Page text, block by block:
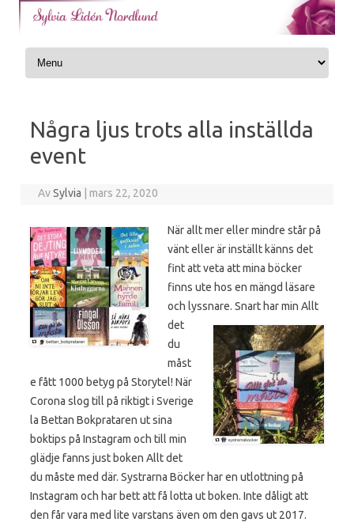
Skip to content
Några ljus trots alla inställda
event
AvSylvia mars 22, 2020
När allt mer eller mindre står på
vänt eller är inställt känns det
fint att veta att mina böcker
finns ute hos en mängd läsare
och lyssnare. Snart har min Allt
det
du
måst
e fått 1000 betyg på Storytel! När
Corona slog till på riktigt i Sverige
la Bettan Bokprataren ut sina
boktips på Instagram och till min
glädje fanns just boken Allt det
du måste med där. Systrarna Böcker har en utlottning på
Instagram och har bett att få lotta ut boken. Inte dåligt att
den får vara med lite varstans även om den gavs ut 2017.